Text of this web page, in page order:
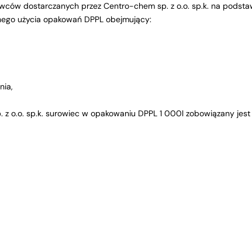
dostarczanych przez Centro-chem sp. z o.o. sp.k. na
użycia opakowań DPPL obejmujący:
o.o. sp.k. surowiec w opakowaniu DPPL 1 000l zobowiązany